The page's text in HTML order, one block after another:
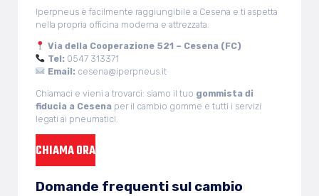
Iperpneus è facilmente raggiungibile a Cesena e ti aspetta
nella propria officina moderna e attrezzata.
Via della Cooperazione 521 – Cesena (FC)
Tel: 0547 313371
Email: cesena@iperpneus.it
Chiamaci e vieni a trovarci: siamo il tuo gommista di
fiducia a Cesena per il cambio gomme e tutti i servizi
legati ai pneumatici.
CHIAMA ORA
Domande frequenti sul cambio